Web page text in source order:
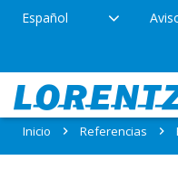
Español
Referencias en
Inicio Referencias